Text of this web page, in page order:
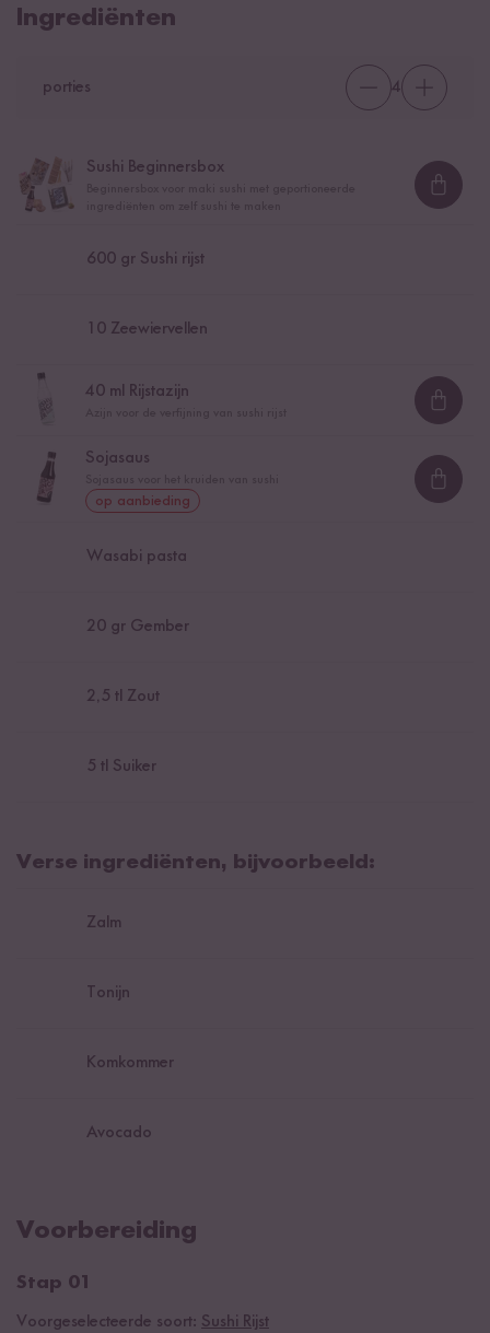
Ingrediënten
porties 4
Sushi Beginnersbox
600 gr Sushi rijst
10 Zeewiervellen
40 ml Rijstazijn
Sojasaus
op aanbieding
Wasabi pasta
20 gr Gember
2,5 tl Zout
5 tl Suiker
Verse ingrediënten, bijvoorbeeld:
Zalm
Tonijn
Komkommer
Avocado
Voorbereiding
Stap 01
Voorgeselecteerde soort: Sushi Rijst